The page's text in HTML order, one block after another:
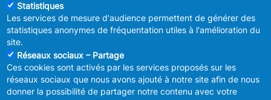
MENU
FOOTER
LEGAL
Déclaration de confidentialité
Déclaration d'accessibilité
Statistiques
Les services de mesure d'audience permettent de générer des
statistiques anonymes de fréquentation utiles à l'amélioration du
site.
Réseaux sociaux – Partage
Ces cookies sont activés par les services proposés sur les
réseaux sociaux que nous avons ajouté à notre site afin de nous
donner la possibilité de partager notre contenu avec votre